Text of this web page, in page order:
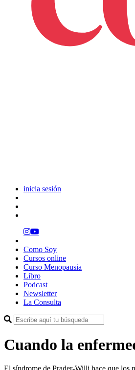
inicia sesión
Como Soy
Cursos online
Curso Menopausia
Libro
Podcast
Newsletter
La Consulta
Cuando la